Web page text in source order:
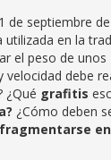
de septiembre
utilizada en la
el peso de unos
velocidad debe
¿Qué grafitis
¿Cómo deben